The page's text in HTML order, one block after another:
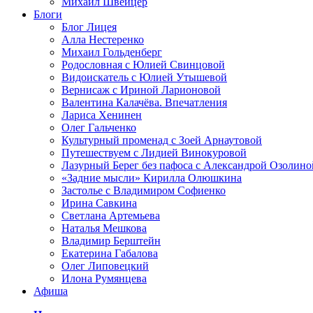
Блоги
Блог Лицея
Алла Нестеренко
Михаил Гольденберг
Родословная с Юлией Свинцовой
Видоискатель с Юлией Утышевой
Вернисаж с Ириной Ларионовой
Валентина Калачёва. Впечатления
Лариса Хенинен
Олег Гальченко
Культурный променад с Зоей Арнаутовой
Путешествуем с Лидией Винокуровой
Лазурный Берег без пафоса с Александрой
«Задние мысли» Кирилла Олюшкина
Застолье с Владимиром Софиенко
Ирина Савкина
Светлана Артемьева
Наталья Мешкова
Владимир Берштейн
Екатерина Габалова
Олег Липовецкий
Илона Румянцева
Афиша